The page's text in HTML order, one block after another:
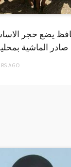
يضع حجر
صادر الماشية
AGO